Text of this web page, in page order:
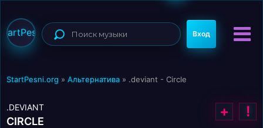
Вход
StartPesni.org » Альтернатива » .deviant - Circle
.DEVIANT
CIRCLE
+ !